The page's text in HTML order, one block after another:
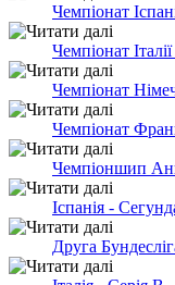
Чемпiонат
Чемпіонат
Чемпіонат
Чемпіонат
Чемпіоншип
Іспанія -
Друга